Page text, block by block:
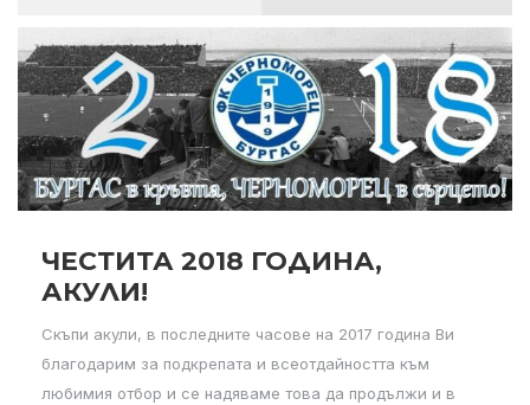
ЧЕСТИТА 2018 ГОДИНА,
АКУЛИ!
Скъпи акули, в последните часове на 2017 година Ви
благодарим за подкрепата и всеотдайността към
любимия отбор и се надяваме това да продължи и в